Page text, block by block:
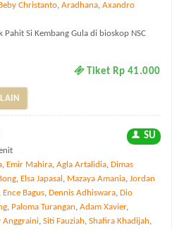
Christanto, Aradhana, Axandro
Pahit Si Kembang Gula di bioskop NSC
Tiket Rp 41.000
SU
, Emir Mahira, Agla Artalidia, Dimas
, Elsa Japasal , Mazaya Amania, Jordan
, Ence Bagus, Dennis Adhiswara, Dio
, Paloma Turangan, Adam Xavier,
Anggraini, Siti Fauziah, Shafira Khadijah,